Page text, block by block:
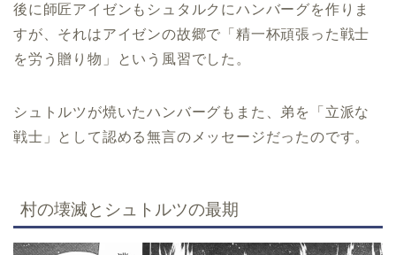
後に師匠アイゼンもシュタルクにハンバーグを作りま
すが、それはアイゼンの故郷で「精一杯頑張った戦士
を労う贈り物」という風習でした。
シュトルツが焼いたハンバーグもまた、弟を「立派な
戦士」として認める無言のメッセージだったのです。
村の壊滅とシュトルツの最期